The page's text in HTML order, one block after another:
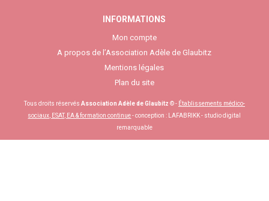
INFORMATIONS
Mon compte
A propos de l’Association Adèle de Glaubitz
Mentions légales
Plan du site
Tous droits réservés Association Adèle de Glaubitz © - Établissements médico-
sociaux, ESAT, EA & formation continue- conception :
LAFABRIKK - studio digital
remarquable